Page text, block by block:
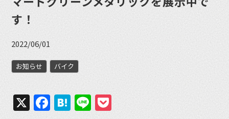
す！
2022/06/01
お知らせ バイク
X Facebook
Hatena
Line